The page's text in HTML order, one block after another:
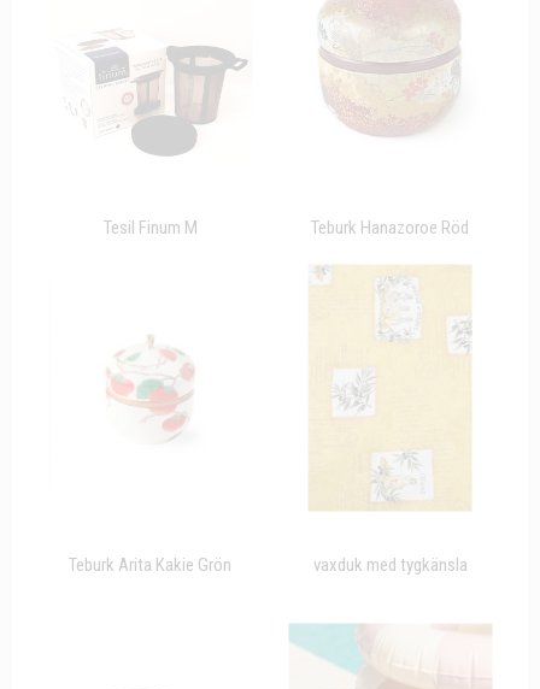
Tesil Finum M Teburk Hanazoroe Röd
Teburk Arita Kakie Grön vaxduk med tygkänsla